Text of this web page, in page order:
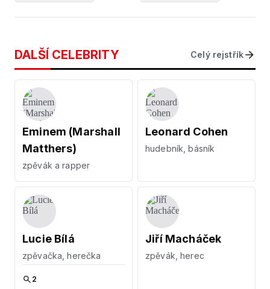
DALŠÍ CELEBRITY Celý rejstřík
Eminem (Marshall
Matthers)
zpěvák a rapper
Leonard Cohen
hudebník, básník
Lucie Bílá
zpěvačka, herečka
2
Jiří Macháček
zpěvák, herec